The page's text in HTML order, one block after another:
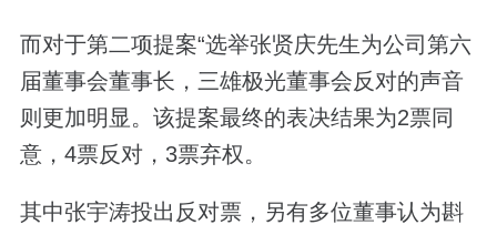
而对于第二项提案“选举张贤庆先生为公司第六
届董事会董事长，三雄极光董事会反对的声音
则更加明显。该提案最终的表决结果为2票同
意，4票反对，3票弃权。
其中张宇涛投出反对票，另有多位董事认为斟